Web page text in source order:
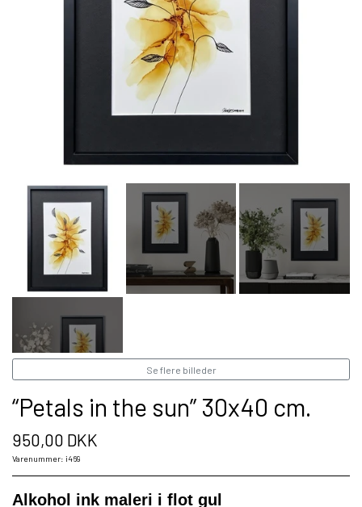
BLOMSTER BUKET
PLAKATER
JULETRÆ
VÆGUR
RUND
Se flere billeder
“Petals in the sun” 30x40 cm.
950,00 DKK
Varenummer: i469
Alkohol ink maleri i flot gul